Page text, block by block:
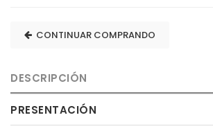
CONTINUAR COMPRANDO
DESCRIPCIÓN
PRESENTACIÓN